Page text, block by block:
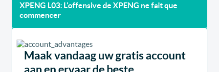
XPENG L03: L'offensive de XPENG ne fait que
commencer
Maak vandaag uw gratis account
aan en ervaar de beste